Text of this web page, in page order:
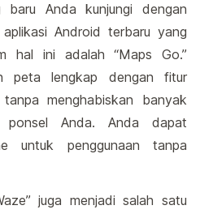
Anda kunjungi dengan
Android terbaru yang
hal ini adalah “Maps Go.”
peta lengkap dengan fitur
menghabiskan banyak
ponsel Anda. Anda dapat
untuk penggunaan tanpa
juga menjadi salah satu